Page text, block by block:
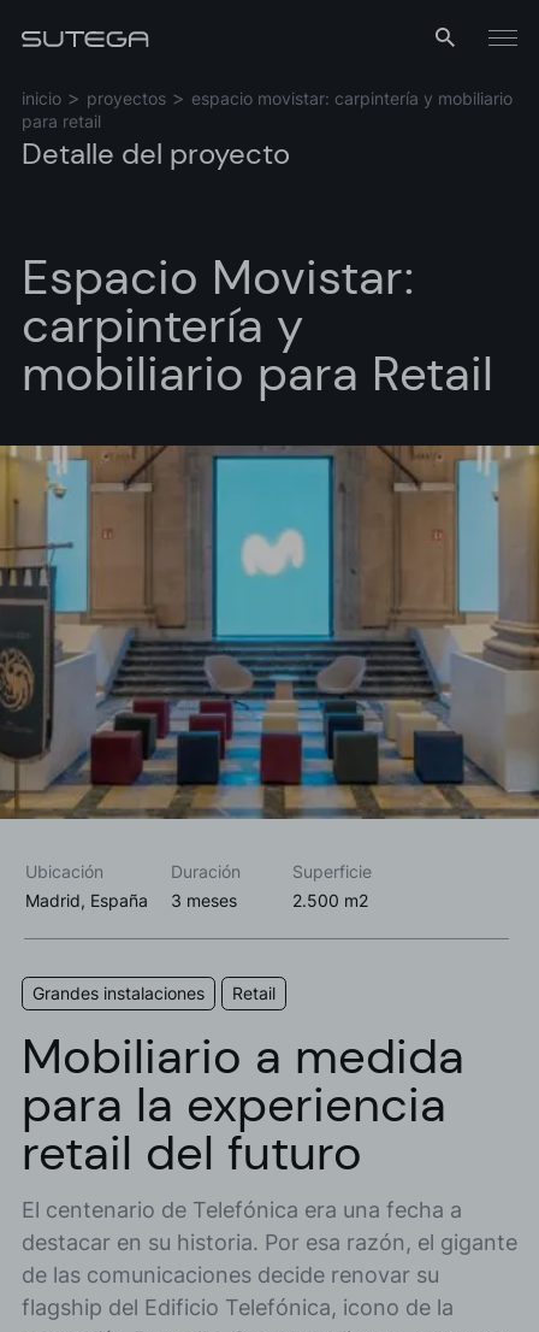
Menú
inicio proyectos
espacio movistar: carpintería y mobiliario
para retail
Detalle del proyecto
Espacio Movistar:
carpintería y
mobiliario para Retail
Ubicación Duración
Superficie
Madrid, España
3 meses 2.500 m2
Grandes instalaciones Retail
Mobiliario a medida
para la experiencia
retail del futuro
El centenario de Telefónica era una fecha a
destacar en su historia. Por esa razón, el gigante
de las comunicaciones decide renovar su
flagship del Edificio Telefónica, icono de la
Nombre*
Correo*
Acepto las
Deseo recibir información comercial, noticias, eventos y
servicios de Sutega.*